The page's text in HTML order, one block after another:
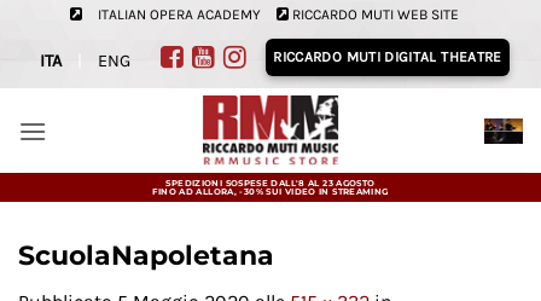
contenuti
ITALIAN OPERA ACADEMY RICCARDO MUTI WEB SITE
ITA ENG RICCARDO MUTI DIGITAL THEATRE
SPEDIZIONI SOSPESE DALL'8 AL 23 AGOSTO
FINO AD ALLORA, -30% SUI VIDEO IN STREAMING
ScuolaNapoletana